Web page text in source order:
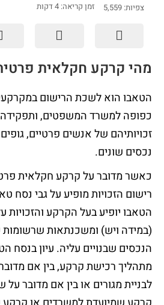
צפיות: 5,559 זמן קריאה: 4דקות
מהי קרקע חקלאית
הטאבו הוא לשכת הרישום
כפופה למשרד המשפטים,
זכויותיהם של אנשים פרטיים,
נכסים שונים.
כאשר מדובר על קרקע חקלאית
רישום הזכויות מופיע על גבי נסח
הטאבו יופיע בעל הקרקע והזכויות
(במידה ויש) ומשכנתאות
הנכסים שבנויים עליה. עיון בנסח
מתהליך רכישת קרקע, בין אם
לבניית מגורים או בין אם מדובר על